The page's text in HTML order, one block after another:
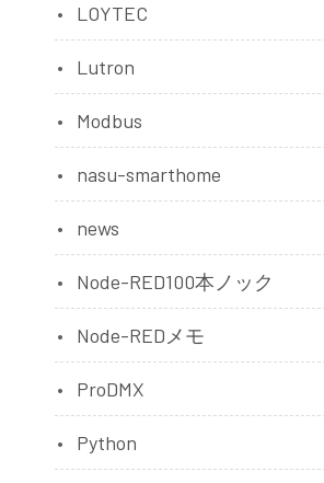
LOYTEC
Lutron
Modbus
nasu-smarthome
news
Node-RED100本ノック
Node-REDメモ
ProDMX
Python